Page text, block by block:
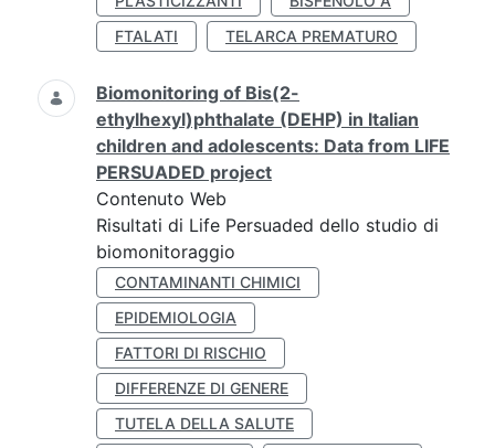
FTALATI
TELARCA PREMATURO
Biomonitoring of Bis(2-
ethylhexyl)phthalate (DEHP) in Italian
children and adolescents: Data from LIFE
PERSUADED project
Contenuto Web
Risultati di Life Persuaded dello studio di
biomonitoraggio
CONTAMINANTI CHIMICI
EPIDEMIOLOGIA
FATTORI DI RISCHIO
DIFFERENZE DI GENERE
TUTELA DELLA SALUTE